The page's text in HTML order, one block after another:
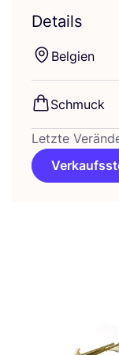
Details
Bel­gi­en
Schmuck
Letzte